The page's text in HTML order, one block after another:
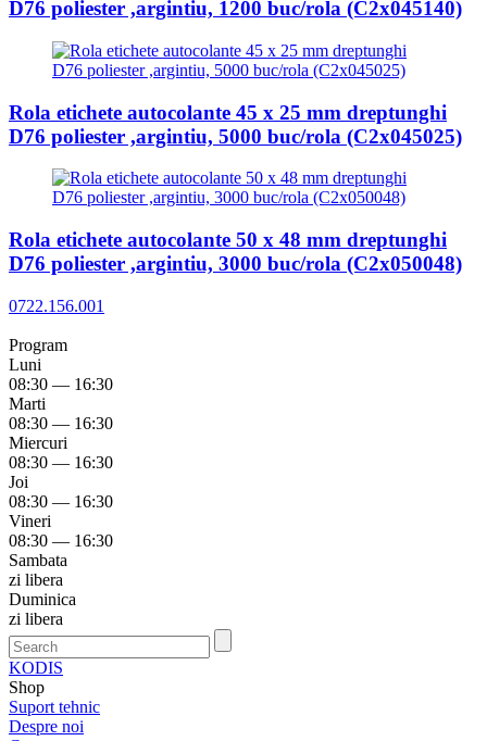
D76 poliester ,argintiu, 1200 buc/rola (C2x045140)
Rola etichete autocolante 45 x 25 mm dreptunghi
D76 poliester ,argintiu, 5000 buc/rola (C2x045025)
Rola etichete autocolante 50 x 48 mm dreptunghi
D76 poliester ,argintiu, 3000 buc/rola (C2x050048)
0722.156.001
Program
Luni
08:30 — 16:30
Marti
08:30 — 16:30
Miercuri
08:30 — 16:30
Joi
08:30 — 16:30
Vineri
08:30 — 16:30
Sambata
zi libera
Duminica
zi libera
KODIS
Shop
Suport tehnic
Despre noi